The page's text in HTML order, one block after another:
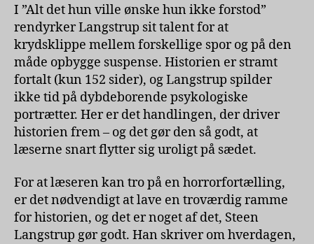
I ”Alt det hun ville ønske hun ikke forstod”
rendyrker Langstrup sit talent for at
krydsklippe mellem forskellige spor og på den
måde opbygge suspense. Historien er stramt
fortalt (kun 152 sider), og Langstrup spilder
ikke tid på dybdeborende psykologiske
portrætter. Her er det handlingen, der driver
historien frem – og det gør den så godt, at
læserne snart flytter sig uroligt på sædet.
For at læseren kan tro på en horrorfortælling,
er det nødvendigt at lave en troværdig ramme
for historien, og det er noget af det, Steen
Langstrup gør godt. Han skriver om hverdagen,